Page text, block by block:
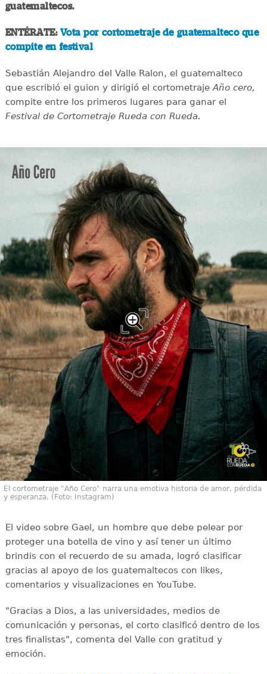
guatemaltecos.
ENTÉRATE: Vota por cortometraje de guatemalteco que
compite en festival
Sebastián Alejandro del Valle Ralon, el guatemalteco
que escribió el guion y dirigió el cortometrajeAño cero,
compite entre los primeros lugares para ganar el
Festival de Cortometraje Rueda con Rueda.
El cortometraje "Año Cero" narra una emotiva historia de amor, pérdida
y esperanza. (Foto: Instagram)
El video sobre Gael, un hombre que debe pelear por
proteger una botella de vino y así tener un último
brindis con el recuerdo de su amada, logró clasificar
gracias al apoyo de los guatemaltecos con likes,
comentarios y visualizaciones en YouTube.
"Gracias a Dios, a las universidades, medios de
comunicación y personas, el corto clasificó dentro de los
tres finalistas", comenta del Valle con gratitud y
emoción.